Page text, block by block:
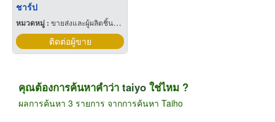
ชาร์ป
หมวดหมู่ : ขายส่งและผู้ผลิตชิ้นส่วนและอะไหล่รถยนต์
ติดต่อผู้ขาย
คุณต้องการค้นหาคำว่า taiyo ใช่ไหม ?
ผลการค้นหา 3 รายการ จากการค้นหา Taiho